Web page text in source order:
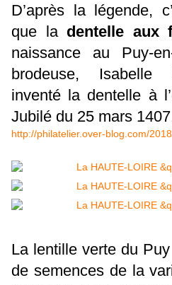
D’après la légende,
que la dentelle aux
naissance au Puy-
brodeuse, Isabelle
inventé la dentelle à
Jubilé du 25 mars
http://philatelier.over-blog.com/
La lentille verte du
de semences de la